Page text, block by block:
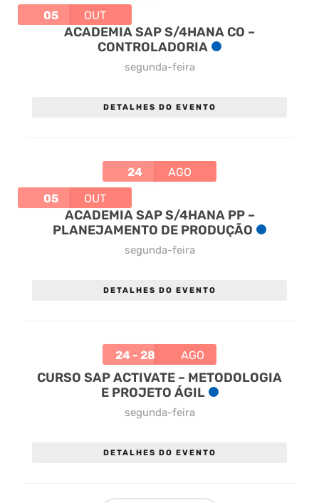
05
OUT
ACADEMIA SAP S/4HANA CO –
CONTROLADORIA
segunda-feira
DETALHES DO EVENTO
24
AGO
05
OUT
ACADEMIA SAP S/4HANA PP –
PLANEJAMENTO DE PRODUÇÃO
segunda-feira
DETALHES DO EVENTO
24 - 28 AGO
CURSO SAP ACTIVATE – METODOLOGIA
E PROJETO ÁGIL
segunda-feira
DETALHES DO EVENTO